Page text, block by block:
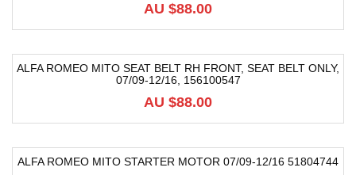
AU $88.00
ALFA ROMEO MITO SEAT BELT RH FRONT, SEAT BELT ONLY,
07/09-12/16, 156100547
AU $88.00
ALFA ROMEO MITO STARTER MOTOR 07/09-12/16 51804744